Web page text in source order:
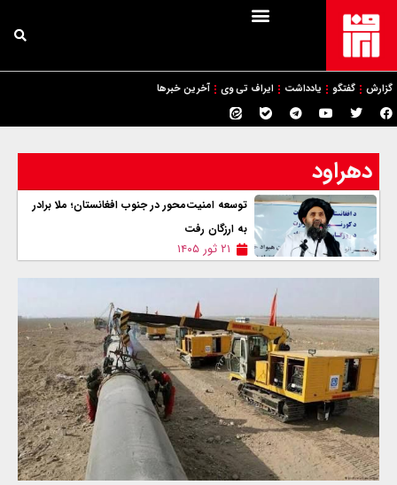
گزارش گفتگو یادداشت ایراف تی وی آخرین خبرها
دهراود
توسعه امنیت‌محور در جنوب افغانستان؛ ملا برادر
به ارزگان رفت
۲۱ ثور ۱۴۰۵